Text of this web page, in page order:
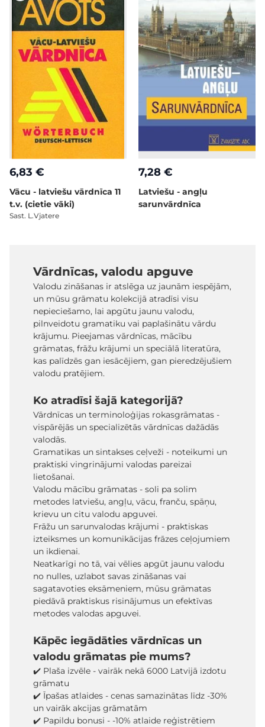
6,83 €
Vācu - latviešu vārdnīca 11
t.v. (cietie vāki)
Sast. L.Vjatere
7,28 €
Latviešu - angļu
sarunvārdnīca
Vārdnīcas, valodu apguve
Valodu zināšanas ir atslēga uz jaunām iespējām,
un mūsu grāmatu kolekcijā atradīsi visu
nepieciešamo, lai apgūtu jaunu valodu,
pilnveidotu gramatiku vai paplašinātu vārdu
krājumu. Pieejamas vārdnīcas, mācību
grāmatas, frāžu krājumi un speciālā literatūra,
kas palīdzēs gan iesācējiem, gan pieredzējušiem
valodu pratējiem.
Ko atradīsi šajā kategorijā?
Vārdnīcas un terminoloģijas rokasgrāmatas -
vispārējās un specializētās vārdnīcas dažādās
valodās.
Gramatikas un sintakses ceļveži - noteikumi un
praktiski vingrinājumi valodas pareizai
lietošanai.
Valodu mācību grāmatas - soli pa solim
metodes latviešu, angļu, vācu, franču, spāņu,
krievu un citu valodu apguvei.
Frāžu un sarunvalodas krājumi - praktiskas
izteiksmes un komunikācijas frāzes ceļojumiem
un ikdienai.
Neatkarīgi no tā, vai vēlies apgūt jaunu valodu
no nulles, uzlabot savas zināšanas vai
sagatavoties eksāmeniem, mūsu grāmatas
piedāvā praktiskus risinājumus un efektīvas
metodes valodas apguvei.
Kāpēc iegādāties vārdnīcas un
valodu grāmatas pie mums?
✔️ Plaša izvēle - vairāk nekā 6000 Latvijā izdotu
grāmatu
✔️ Īpašas atlaides - cenas samazinātas līdz -30%
un vairāk akcijas grāmatām
✔️ Papildu bonusi - -10% atlaide reģistrētiem